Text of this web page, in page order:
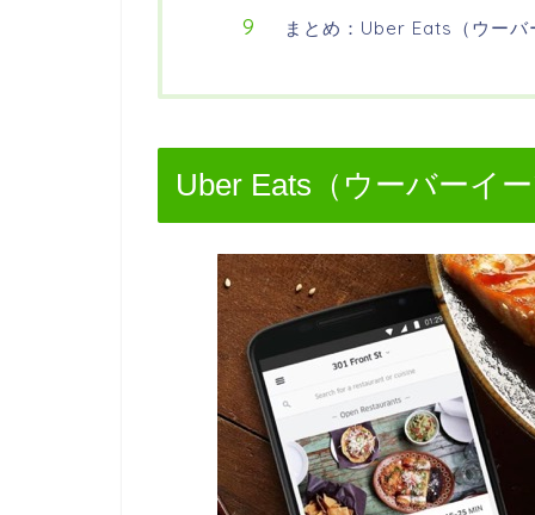
まとめ：Uber Eats（ウー
Uber Eats（ウーバーイ